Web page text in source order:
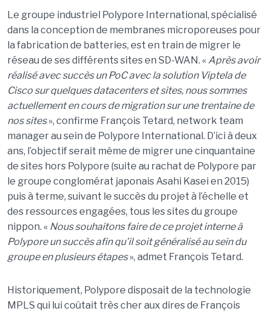
Le groupe industriel Polypore International, spécialisé
dans la conception de membranes microporeuses pour
la fabrication de batteries, est en train de migrer le
réseau de ses différents sites en SD-WAN. « Après avoir
réalisé avec succès un PoC avec la solution Viptela de
Cisco sur quelques datacenters et sites, nous sommes
actuellement en cours de migration sur une trentaine de
nos sites», confirme François Tetard, network team
manager au sein de Polypore International. D’ici à deux
ans, l’objectif serait même de migrer une cinquantaine
de sites hors Polypore (suite au rachat de Polypore par
le groupe conglomérat japonais Asahi Kasei en 2015)
puis à terme, suivant le succès du projet à l’échelle et
des ressources engagées, tous les sites du groupe
nippon. « Nous souhaitons faire de ce projet interne à
Polypore un succès afin qu’il soit généralisé au sein du
groupe en plusieurs étapes», admet François Tetard.
Historiquement, Polypore disposait de la technologie
MPLS qui lui coûtait très cher aux dires de François